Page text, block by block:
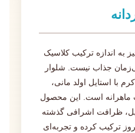
به اندازه ترکیب کلاسیک
جذاب نیست. شلوار
با استایل اولد مانی،
ماهرانه است. این محصول
ظرافت اشرافی گذشته
ترکیب کرده و تجربه‌ای